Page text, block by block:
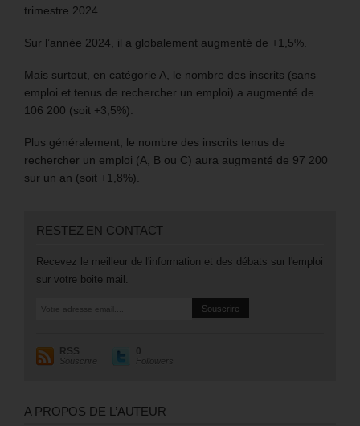
trimestre 2024.
Sur l’année 2024, il a globalement augmenté de +1,5%.
Mais surtout, en catégorie A, le nombre des inscrits (sans
emploi et tenus de rechercher un emploi) a augmenté de
106 200 (soit +3,5%).
Plus généralement, le nombre des inscrits tenus de
rechercher un emploi (A, B ou C) aura augmenté de 97 200
sur un an (soit +1,8%).
RESTEZ EN CONTACT
Recevez le meilleur de l'information et des débats sur l'emploi
sur votre boite mail.
RSS
Souscrire
0
Followers
A PROPOS DE L’AUTEUR